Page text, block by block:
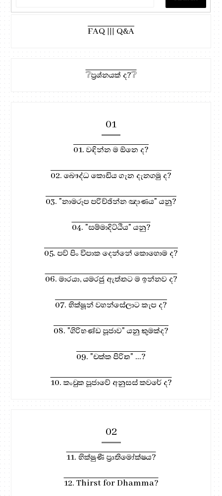
FAQ ||| Q&A
❔ප්‍රශ්නයක් ද?❔
01
01. වඳින්න ම ඕනෙ ද?
02. බෞද්ධ කොඩිය ගැන දැනගමු ද?
03. "නාමරූප පරිච්ඡින්න ඤාණය" යනු?
04. "සම්මාදිට්ඨිය" යනු?
05. පව් පිං විපාක දෙන්නේ කොහොම ද?
06. මාරයා, යමරජු ඇත්තට ම ඉන්නව ද?
07. භික්ෂූන් වහන්සේලාට කැප ද?
08. "ගිරිභණ්ඩ පූජාව" යනු කුමක්ද?
09. "චක්ක පිරිත" ...?
10. කංචුක පූජාවේ අනුසස් කවරේ ද?
02
11. භික්ෂුණී ප්‍රාතිමෝක්ෂය?
12. Thirst for Dhamma?